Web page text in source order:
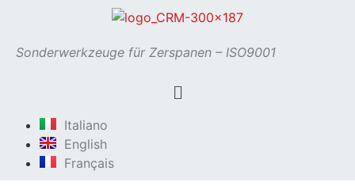
Sonderwerkzeuge für Zerspanen – ISO9001
Italiano
English
Français